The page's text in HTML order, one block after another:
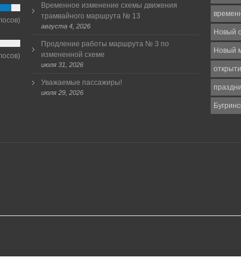
Временное изменение схемы движения
трамвайного маршрута № 13
августа 4, 2026
Продление работы маршрута № 3 по
измененной схеме
июля 31, 2026
Уважаемые пассажиры!
июля 29, 2026
Новый
Новый